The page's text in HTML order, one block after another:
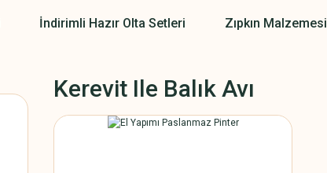
İndirimli Hazır Olta Setleri Zıpkın Malzemesi
Kerevit Ile Balık Avı